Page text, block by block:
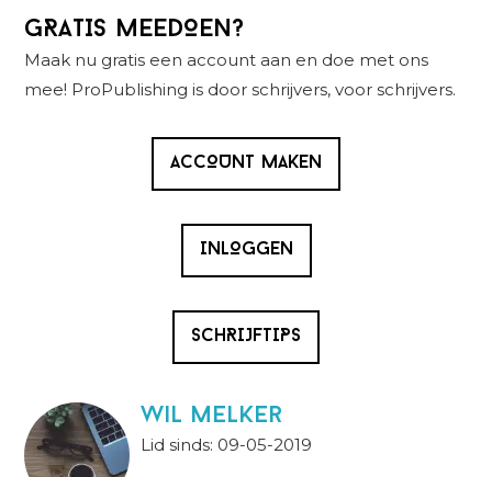
Primaire
Sidebar
GRATIS MEEDOEN?
Maak nu gratis een account aan en doe met ons
mee! ProPublishing is door schrijvers, voor schrijvers.
ACCOUNT MAKEN
INLOGGEN
SCHRIJFTIPS
wil melker
Lid sinds: 09-05-2019